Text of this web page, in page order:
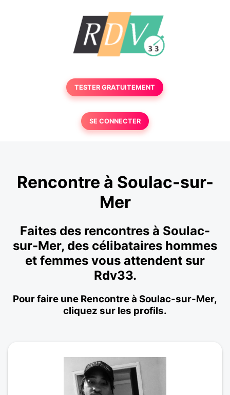
TESTER GRATUITEMENT
SE CONNECTER
Rencontre à Soulac-sur-
Mer
Faites des rencontres à Soulac-
sur-Mer, des célibataires hommes
et femmes vous attendent sur
Rdv33.
Pour faire une Rencontre à Soulac-sur-Mer,
cliquez sur les profils.